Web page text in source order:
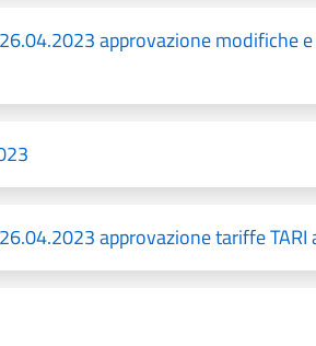
approvazione modifiche
approvazione tariffe